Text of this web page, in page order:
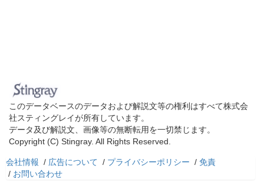
このデータベースのデータおよび解説文等の権利はすべて株式会
社スティングレイが所有しています。
データ及び解説文、画像等の無断転用を一切禁じます。
Copyright (C) Stingray. All Rights Reserved.
会社情報 / 広告について / プライバシーポリシー / 免責
/ お問い合わせ